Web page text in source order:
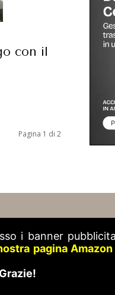
con il
Pagina 1 di 2
i banner
pagina Amazon
Grazie!